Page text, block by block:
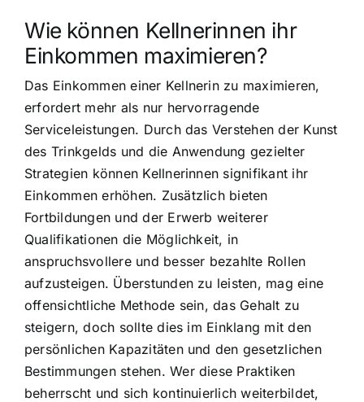
Wie können Kellnerinnen ihr
Einkommen maximieren?
Das Einkommen einer Kellnerin zu maximieren,
erfordert mehr als nur hervorragende
Serviceleistungen. Durch das Verstehen der Kunst
des Trinkgelds und die Anwendung gezielter
Strategien können Kellnerinnen signifikant ihr
Einkommen erhöhen. Zusätzlich bieten
Fortbildungen und der Erwerb weiterer
Qualifikationen die Möglichkeit, in
anspruchsvollere und besser bezahlte Rollen
aufzusteigen. Überstunden zu leisten, mag eine
offensichtliche Methode sein, das Gehalt zu
steigern, doch sollte dies im Einklang mit den
persönlichen Kapazitäten und den gesetzlichen
Bestimmungen stehen. Wer diese Praktiken
beherrscht und sich kontinuierlich weiterbildet,